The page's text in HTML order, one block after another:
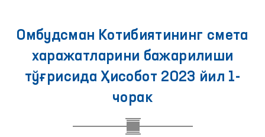
Омбудсман Котибиятининг смета
харажатларини бажарилиши
тўғрисида Ҳисобот 2023 йил 1-
чорак